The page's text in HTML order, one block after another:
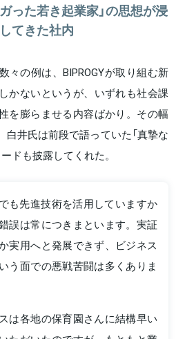
った若き起業家」の思想が浸
てきた社内
々の例は、BIPROGYが取り組む新
かないというが、いずれも社会課
を膨らませる内容ばかり。その幅
井氏は前段で語っていた「真摯な
ドも披露してくれた。
も先進技術を活用していますか
誤は常につきまといます。実証
実用へと発展できず、ビジネス
う面での悪戦苦闘は多くありま
は各地の保育園さんに結構早い